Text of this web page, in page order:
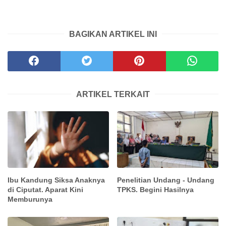
BAGIKAN ARTIKEL INI
ARTIKEL TERKAIT
Ibu Kandung Siksa Anaknya
di Ciputat. Aparat Kini
Memburunya
Penelitian Undang - Undang
TPKS. Begini Hasilnya